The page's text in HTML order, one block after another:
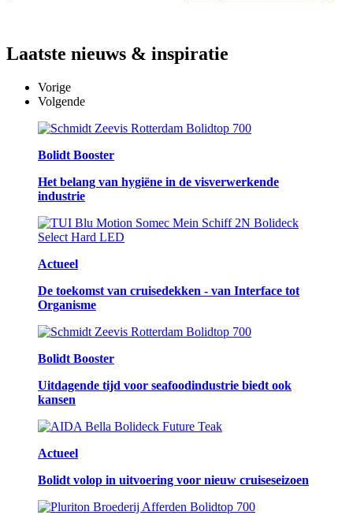
Laatste nieuws & inspiratie
Vorige
Volgende
Bolidt Booster
Het belang van hygiëne in de visverwerkende
industrie
Actueel
De toekomst van cruisedekken - van Interface tot
Organisme
Bolidt Booster
Uitdagende tijd voor seafoodindustrie biedt ook
kansen
Actueel
Bolidt volop in uitvoering voor nieuw cruiseseizoen